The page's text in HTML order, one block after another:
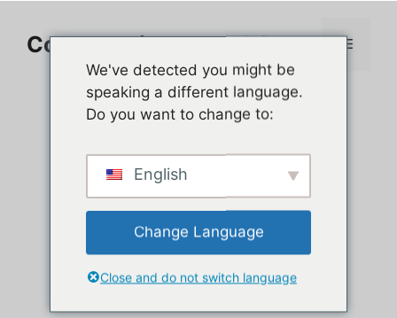
contenuComment jouer sur PC Menu
We've detected you might be
speaking a different language.
Do you want to change to:
English
Change Language
Close and do not switch language